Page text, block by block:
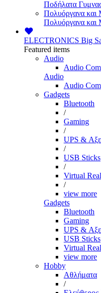
Ποδήλατα
Πολυόργανα και
Πολυόργανα και
ELECTRONICS Big
Featured items
Audio
Audio
Audio
Audio
Gadgets
Bluetooth
/
Gaming
/
UPS &
/
USB Sticks
/
Virtual
/
view more
Gadgets
Bluetooth
Gaming
UPS &
USB Sticks
Virtual
view more
Hobby
Αθλήματα
/